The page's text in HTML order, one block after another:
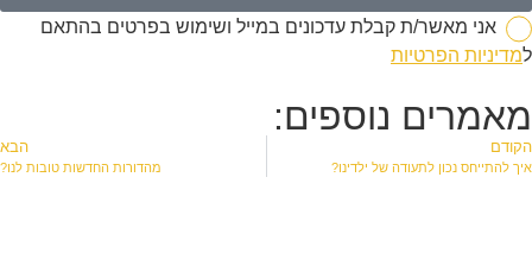
אני מאשר/ת קבלת עדכונים במייל ושימוש בפרטים בהתאם
למדיניות הפרטיות
מאמרים נוספים:
הקודם
איך להתייחס נכון לתעודה של ילדינו?
הבא
מהדורות החדשות טובות לנו?